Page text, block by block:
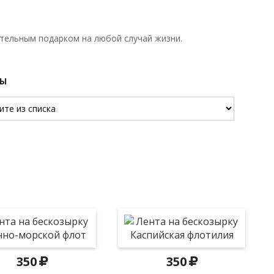
подарком на любой случай жизни.
350 350